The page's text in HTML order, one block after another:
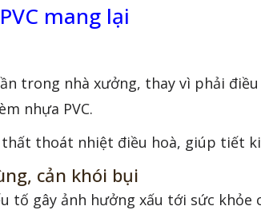
mang lại
trong nhà xưởng, thay vì phải
nhựa PVC.
thoát nhiệt điều hoà, giúp tiết
cản khói bụi
tố gây ảnh hưởng xấu tới sức